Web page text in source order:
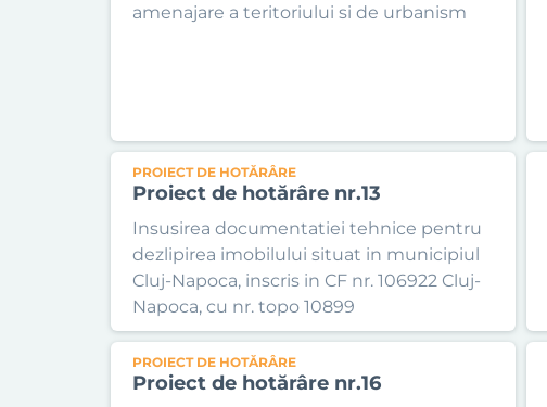
amenajare a teritoriului si de urbanism
PROIECT DE HOTĂRÂRE
Proiect de hotărâre nr.13
Insusirea documentatiei tehnice pentru
dezlipirea imobilului situat in municipiul
Cluj-Napoca, inscris in CF nr. 106922 Cluj-
Napoca, cu nr. topo 10899
PROIECT DE HOTĂRÂRE
Proiect de hotărâre nr.16